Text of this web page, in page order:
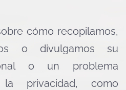
cómo recopilamos,
o divulgamos su
o un problema
privacidad, como